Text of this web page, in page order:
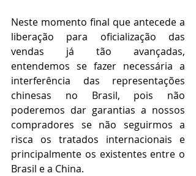
Neste momento final que antecede a
liberação para oficialização das
vendas já tão avançadas,
entendemos se fazer necessária a
interferência das representações
chinesas no Brasil, pois não
poderemos dar garantias a nossos
compradores se não seguirmos a
risca os tratados internacionais e
principalmente os existentes entre o
Brasil e a China.